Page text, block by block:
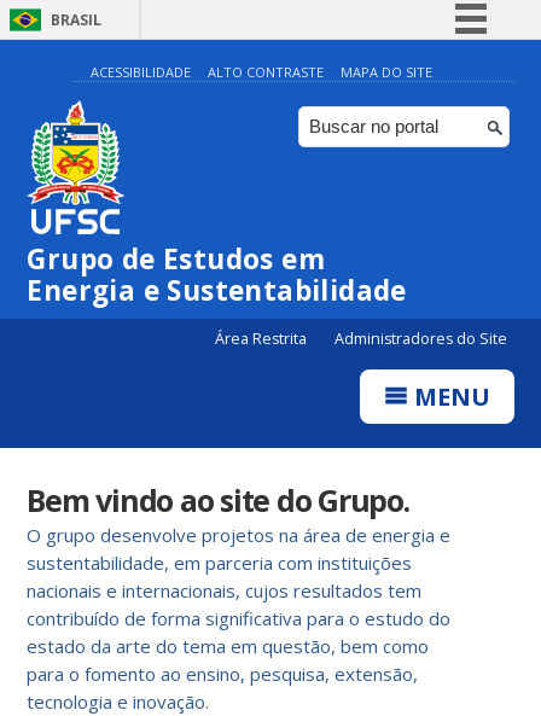
BRASIL
Simplifique!
Comunica BR
Participe
ACESSIBILIDADE ALTO CONTRASTE MAPA DO SITE
Grupo de Estudos em
Energia e Sustentabilidade
Área Restrita Administradores do Site
MENU
Bem vindo ao site do Grupo.
O grupo desenvolve projetos na área de energia e
sustentabilidade, em parceria com instituições
nacionais e internacionais, cujos resultados tem
contribuído de forma significativa para o estudo do
estado da arte do tema em questão, bem como
para o fomento ao ensino, pesquisa, extensão,
tecnologia e inovação.